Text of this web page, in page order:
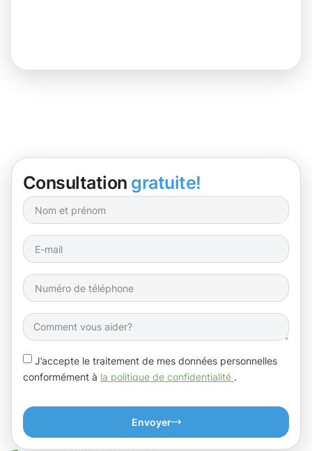
Consultation gratuite!
J’accepte le traitement de mes données personnelles
conformément à la politique de confidentialité .
Envoyer